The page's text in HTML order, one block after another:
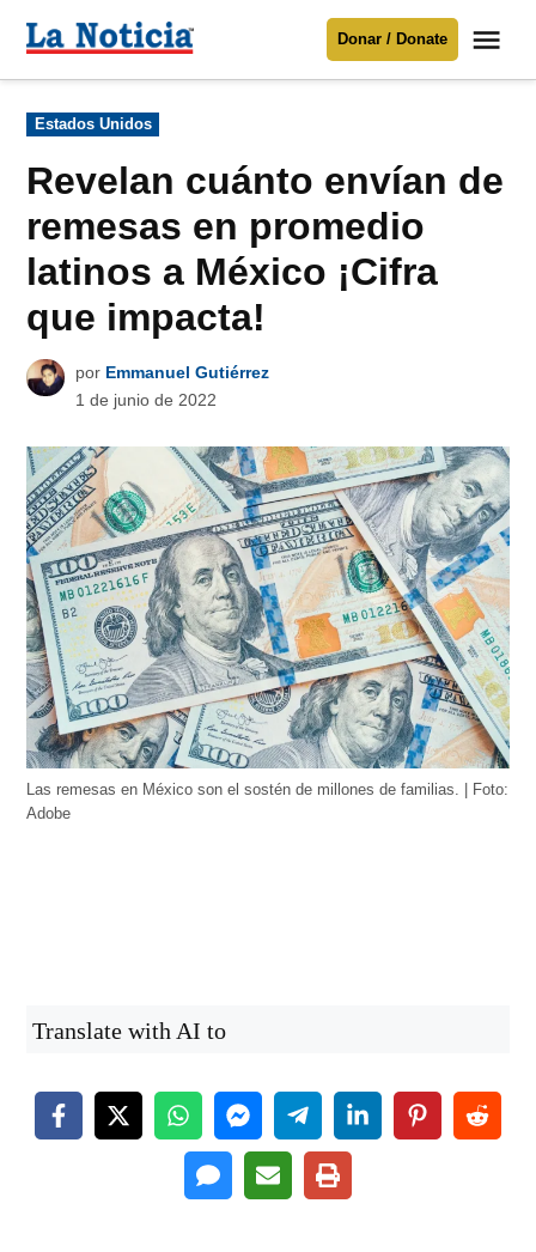
Para mantenerte informado necesitamos
Donar
contenido
Noticia
Donar / Donate
Publicado
en
Estados Unidos
Revelan cuánto envían de
remesas en promedio
latinos a México ¡Cifra
que impacta!
por Emmanuel Gutiérrez
1 de junio de 2022
Las remesas en México son el sostén de millones de familias. | Foto:
Adobe
Translate with AI to